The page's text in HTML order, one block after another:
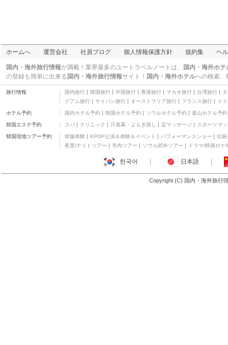
店)
ドラゴン エグゼクティ
ブ アパートメンツ (杭州
东方寓舍黄龙饭店)
四つ星
ジ イースト ホテル杭州
(東方大酒店 杭州)
四つ星
杭州 ソフィテル ウエス
トレイク (杭州索菲特西
五つ星
イーリン アパートメン
ト ホテル (伊麟酒店式公
寓)
三つ星
ウェスト レイク ステー
ト ゲスト ハウス
五つ星
グランド メトロパーク
三つ星
ホームへ 運営会社 社員ブログ 個人情報保護方針 規約集 ヘ
国内・海外旅行情報が満載！業界最多のユートラベルノートは、
国内・海外ホ
の登録も簡単に出来る 国内・海外旅行情報サイト！ 国内・海外ホテルへの検索、
旅行情報 国内旅行 韓国旅行 中国旅行 香港旅行 マカオ旅行 台湾旅行
グアム旅行
サイパン旅行 オーストラリア旅行 フランス旅行 ド
ホテル予約 国内ホテル予約 韓国ホテル予約 ソウルホテル予約 釜山ホテル予約
韓国エステ予約 スパ クリニック 汗蒸幕・よもぎ蒸し 足マッサージ スポーツマ
韓国現地ツアー予約 韓服体験 KPOP公演＆体験＆イベント パフォーマンスショー
伝統
夜景/ナイトツアー
市内ツアー ソウル郊外ツアー ドラマ/映画ロケ
한국어 日本語
Copyright (C) 国内・海外旅行